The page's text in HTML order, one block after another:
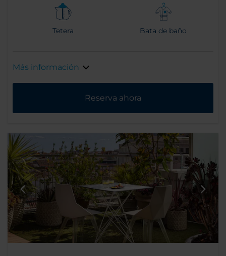
Tetera Bata de baño
Más información
Reserva ahora